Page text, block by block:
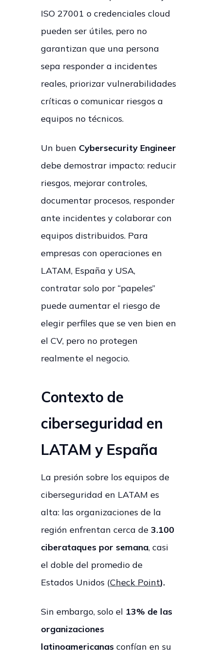
ISO 27001 o credenciales cloud
pueden ser útiles, pero no
garantizan que una persona
sepa responder a incidentes
reales, priorizar vulnerabilidades
críticas o comunicar riesgos a
equipos no técnicos.
Un buen Cybersecurity Engineer
debe demostrar impacto: reducir
riesgos, mejorar controles,
documentar procesos, responder
ante incidentes y colaborar con
equipos distribuidos. Para
empresas con operaciones en
LATAM, España y USA,
contratar solo por “papeles”
puede aumentar el riesgo de
elegir perfiles que se ven bien en
el CV, pero no protegen
realmente el negocio.
Contexto de
ciberseguridad en
LATAM y España
La presión sobre los equipos de
ciberseguridad en LATAM es
alta: las organizaciones de la
región enfrentan cerca de 3.100
ciberataques por semana, casi
el doble del promedio de
Estados Unidos (Check Point).
Sin embargo, solo el 13% de las
organizaciones
latinoamericanas confían en su